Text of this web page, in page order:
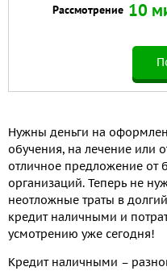
Рассмотрение 10
Нужны деньги на
обучения, на лечение или
отличное предложение
организаций. Теперь не
неотложные траты в
кредит наличными и
усмотрению уже сегодня!
Кредит наличными –